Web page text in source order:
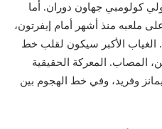
كولومبي جهاون دوران. أما
ملعبه منذ أشهر أمام إيفرتون،
الأكبر سيكون لقلب خط
المصاب. المعركة الحقيقية
وفريد، وفي خط الهجوم بين